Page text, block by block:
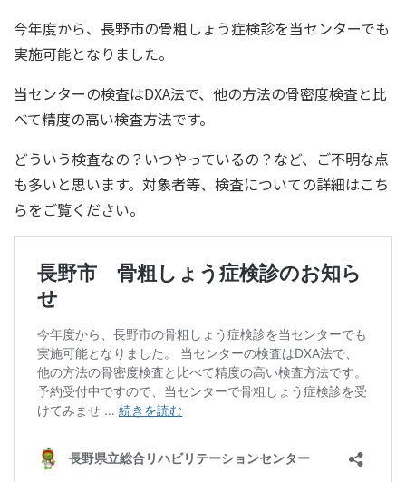
今年度から、長野市の骨粗しょう症検診を当センターでも
実施可能となりました。
当センターの検査はDXA法で、他の方法の骨密度検査と比
べて精度の高い検査方法です。
どういう検査なの？いつやっているの？など、ご不明な点
も多いと思います。対象者等、検査についての詳細はこち
らをご覧ください。